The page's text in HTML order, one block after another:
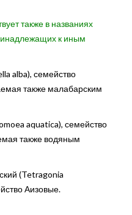
также в названиях
к иным
alba), семейство
также малабарским
aquatica), семейство
также водяным
(Tetragonia
Аизовые.